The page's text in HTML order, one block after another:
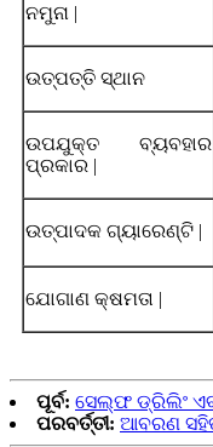
ନମୁନା |
ଉତ୍ପତ୍ତି ସ୍ଥାନ
ଉପଯୁକ୍ତ ବ୍ୟବହାର
ପ୍ରକାର |
ଉତ୍ପାଦକ ଗ୍ୟାରେଣ୍ଟି |
ଯୋଗାଣ କ୍ଷମତା |
ପୂର୍ବ: ସେଲ୍ଫ ଡ୍ରିଲିଂ
ପରବର୍ତ୍ତୀ: ଆବରଣ